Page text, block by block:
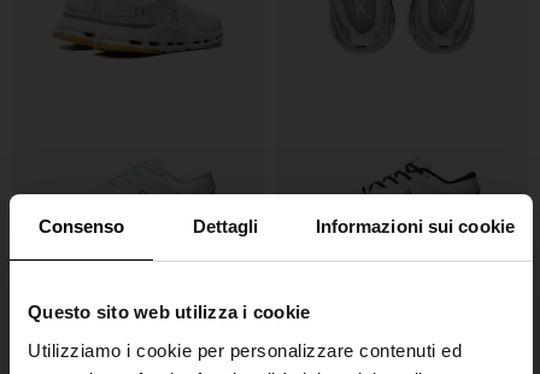
Consenso Dettagli Informazioni sui cookie
Questo sito web utilizza i cookie
Utilizziamo i cookie per personalizzare contenuti ed
ON
Sneakers Cloud X 5 Cloud X 5 sneakers